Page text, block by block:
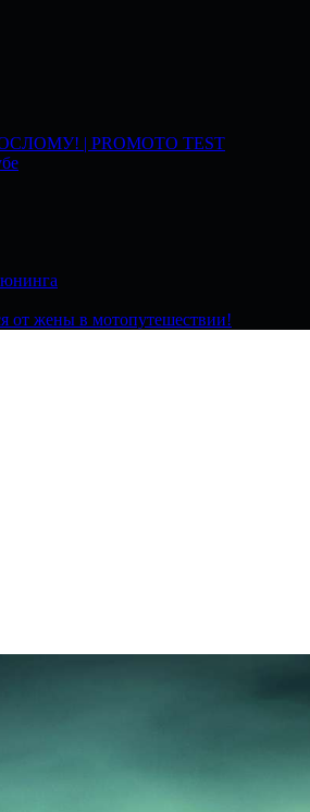
| PROMOTO TEST
от жены в мотопутешествии!